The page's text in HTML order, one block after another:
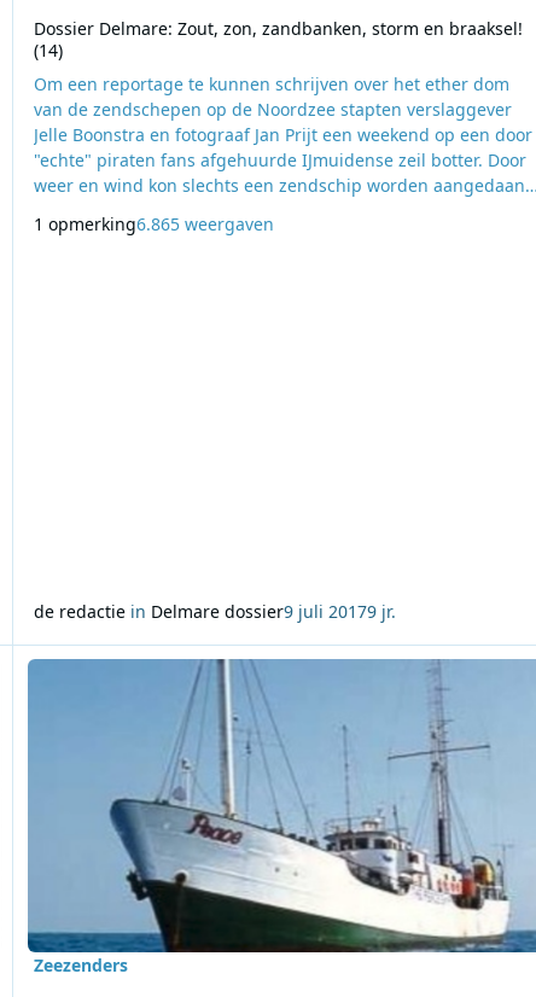
Dossier Delmare: Zout, zon, zandbanken, storm en braaksel!
(14)
Om een reportage te kunnen schrijven over het ether dom
van de zendschepen op de Noordzee stapten verslaggever
Jelle Boonstra en fotograaf Jan Prijt een weekend op een door
"echte" piraten fans afgehuurde IJmuidense zeil botter. Door
weer en wind kon slechts een zendschip worden aangedaan,
belandde men een nacht lang in een hevige storm, waarin de
1 opmerking6.865 weergaven
de redactie in Delmare dossier9 juli 20179 jr.
Lees meer over Dossier Voice of Peace
Zeezenders